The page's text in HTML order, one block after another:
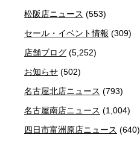
松阪店ニュース (553)
セール・イベント情報 (309)
店舗ブログ (5,252)
お知らせ (502)
名古屋北店ニュース (793)
名古屋南店ニュース (1,004)
四日市富洲原店ニュース (640)